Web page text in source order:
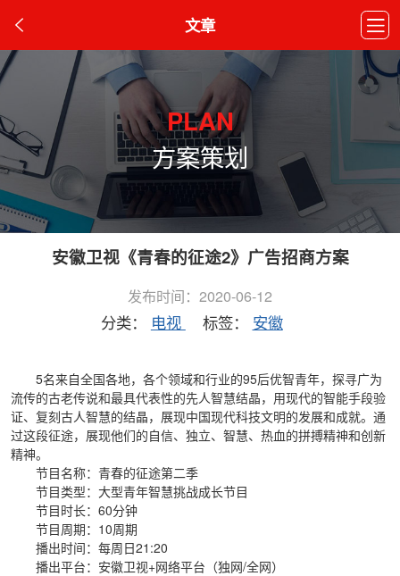
文章
PLAN
方案策划
安徽卫视《青春的征途2》广告招商方案
发布时间：2020-06-12
分类： 电视 标签： 安徽
5名来自全国各地，各个领域和行业的95后优智青年，探寻广为
流传的古老传说和最具代表性的先人智慧结晶，用现代的智能手段验
证、复刻古人智慧的结晶，展现中国现代科技文明的发展和成就。通
过这段征途，展现他们的自信、独立、智慧、热血的拼搏精神和创新
精神。
节目名称：青春的征途第二季
节目类型：大型青年智慧挑战成长节目
节目时长：60分钟
节目周期：10周期
播出时间：每周日21:20
播出平台：安徽卫视+网络平台（独网/全网）